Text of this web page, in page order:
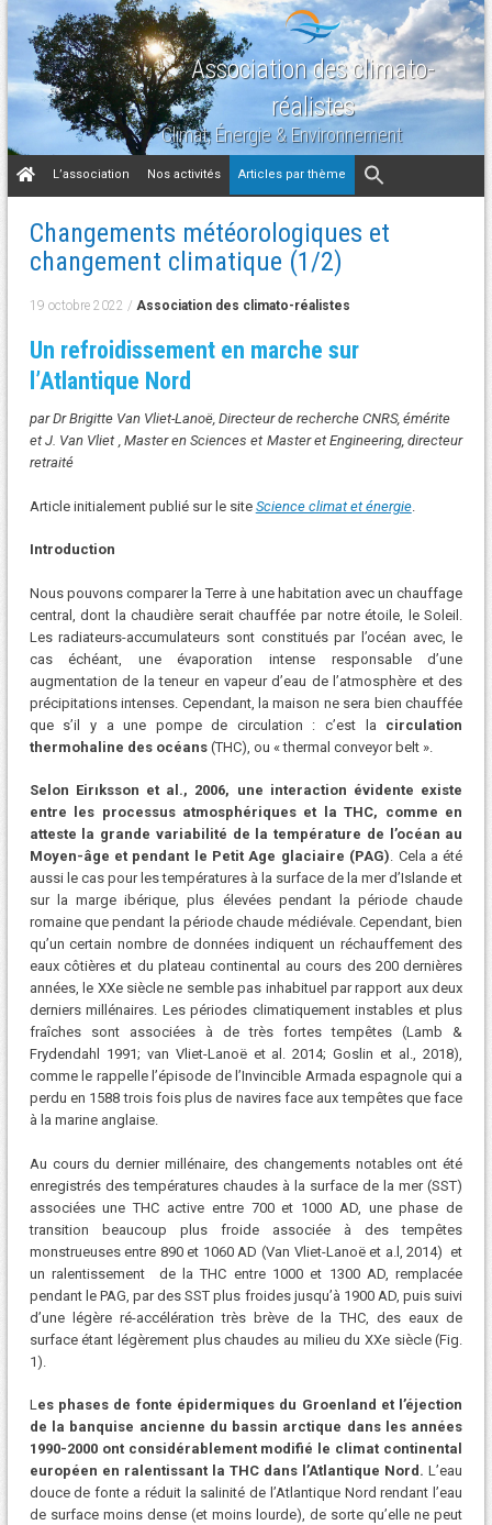
Association des climato-
réalistes
Climat, Énergie & Environnement
Aller
au
L’association Nos activités Articles par thème
Changements météorologiques et
changement climatique (1/2)
19 octobre 2022 / Association des climato-réalistes
Un refroidissement en marche sur
l’Atlantique Nord
par Dr Brigitte Van Vliet-Lanoë, Directeur de recherche CNRS, émérite
et J. Van Vliet , Master en Sciences et Master et Engineering, directeur
retraité
Article initialement publié sur le site Science climat et énergie.
Introduction
Nous pouvons comparer la Terre à une habitation avec un chauffage
central, dont la chaudière serait chauffée par notre étoile, le Soleil.
Les radiateurs-accumulateurs sont constitués par l’océan avec, le
cas échéant, une évaporation intense responsable d’une
augmentation de la teneur en vapeur d’eau de l’atmosphère et des
précipitations intenses. Cependant, la maison ne sera bien chauffée
que s’il y a une pompe de circulation : c’est la circulation
thermohaline des océans(THC), ou « thermal conveyor belt ».
Selon Eirıksson et al., 2006, une interaction évidente existe
entre les processus atmosphériques et la THC, comme en
atteste la grande variabilité de la température de l’océan au
Moyen-âge et pendant le Petit Age glaciaire (PAG). Cela a été
aussi le cas pour les températures à la surface de la mer d’Islande et
sur la marge ibérique, plus élevées pendant la période chaude
romaine que pendant la période chaude médiévale. Cependant, bien
qu’un certain nombre de données indiquent un réchauffement des
eaux côtières et du plateau continental au cours des 200 dernières
années, le XXe siècle ne semble pas inhabituel par rapport aux deux
derniers millénaires. Les périodes climatiquement instables et plus
fraîches sont associées à de très fortes tempêtes (Lamb &
Frydendahl 1991; van Vliet-Lanoë et al. 2014; Goslin et al., 2018),
comme le rappelle l’épisode de l’Invincible Armada espagnole qui a
perdu en 1588 trois fois plus de navires face aux tempêtes que face
à la marine anglaise.
Au cours du dernier millénaire, des changements notables ont été
enregistrés des températures chaudes à la surface de la mer (SST)
associées une THC active entre 700 et 1000 AD, une phase de
transition beaucoup plus froide associée à des tempêtes
monstrueuses entre 890 et 1060 AD (Van Vliet-Lanoë et a.l, 2014) et
un ralentissement de la THC entre 1000 et 1300 AD, remplacée
pendant le PAG, par des SST plus froides jusqu’à 1900 AD, puis suivi
d’une légère ré-accélération très brève de la THC, des eaux de
surface étant légèrement plus chaudes au milieu du XXe siècle (Fig.
1).
Les phases de fonte épidermiques du Groenland et l’éjection
de la banquise ancienne du bassin arctique dans les années
1990-2000 ont considérablement modifié le climat continental
européen en ralentissant la THC dans l’Atlantique Nord. L’eau
douce de fonte a réduit la salinité de l’Atlantique Nord rendant l’eau
de surface moins dense (et moins lourde), de sorte qu’elle ne peut